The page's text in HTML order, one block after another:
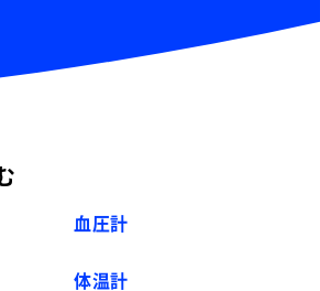
血圧計
体温計